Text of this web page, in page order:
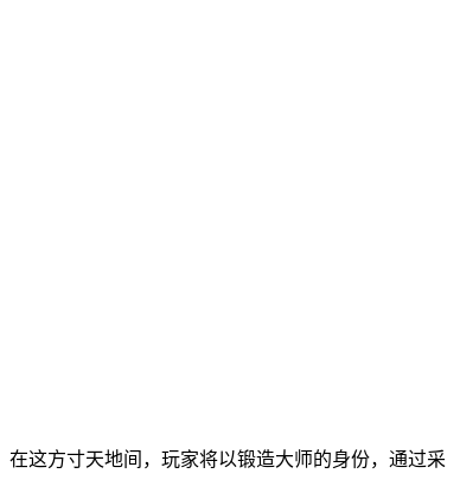
这方寸天地间，玩家将以锻造大师的身份，通过采